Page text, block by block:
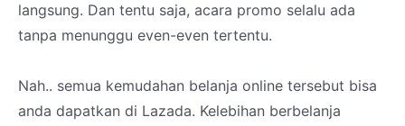
langsung. Dan tentu saja, acara promo selalu ada
tanpa menunggu even-even tertentu.
Nah.. semua kemudahan belanja online tersebut bisa
anda dapatkan di Lazada. Kelebihan berbelanja